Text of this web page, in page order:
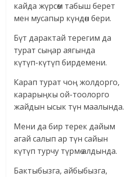
кайда жүрсөм табыш берет
мен мусапыр күндөн бери.
Бүт дарактай терегим да
турат сыңар аягында
күтүп-күтүп бирдемени.
Карап турат чоң жолдорго,
карарыңкы ой-тоолорго
жайдын ысык түн маалында.
Мени да бир терек дайым
агай салып ар түн сайын
күтүп турчу түрмө алдында.
Бактыбызга, айбыбызга,